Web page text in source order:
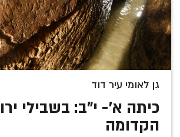
גן לאומי עיר דוד
כיתה א'- י"ב: בשבילי
הקדומה